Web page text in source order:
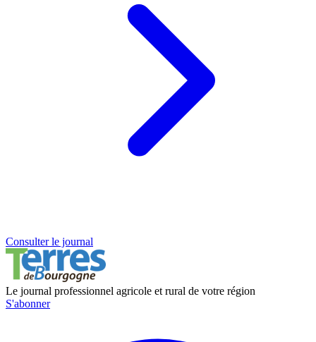
Consulter le journal
Le journal professionnel agricole et rural de votre région
S'abonner